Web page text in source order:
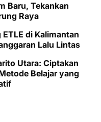
Baru, Tekankan
Raya
di Kalimantan
Lalu Lintas
Utara: Ciptakan
Belajar yang